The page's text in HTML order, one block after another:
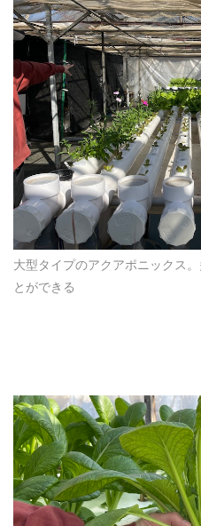
大型タイプのアクアポニックス
とができる